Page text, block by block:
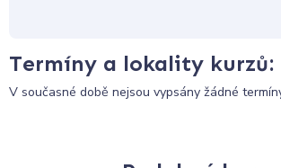
Termíny a lokality kurzů:
V současné době nejsou vypsány žádné